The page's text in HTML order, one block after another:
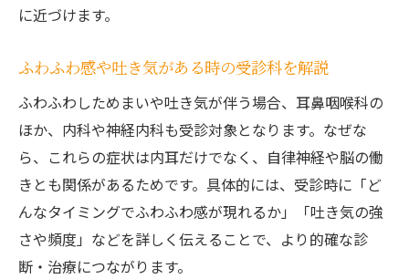
に近づけます。
ふわふわ感や吐き気がある時の受診科を解説
ふわふわしためまいや吐き気が伴う場合、耳鼻咽喉科の
ほか、内科や神経内科も受診対象となります。なぜな
ら、これらの症状は内耳だけでなく、自律神経や脳の働
きとも関係があるためです。具体的には、受診時に「ど
んなタイミングでふわふわ感が現れるか」「吐き気の強
さや頻度」などを詳しく伝えることで、より的確な診
断・治療につながります。